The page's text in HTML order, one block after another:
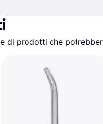
di prodotti che